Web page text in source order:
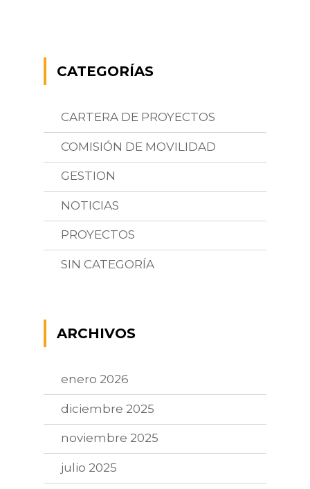
CATEGORÍAS
CARTERA DE PROYECTOS
COMISIÓN DE MOVILIDAD
GESTION
NOTICIAS
PROYECTOS
SIN CATEGORÍA
ARCHIVOS
enero 2026
diciembre 2025
noviembre 2025
julio 2025